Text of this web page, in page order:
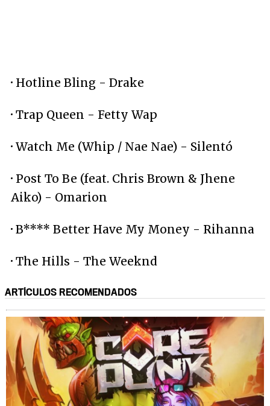
· Hotline Bling - Drake
· Trap Queen - Fetty Wap
· Watch Me (Whip / Nae Nae) - Silentó
· Post To Be (feat. Chris Brown & Jhene
Aiko) - Omarion
· B**** Better Have My Money - Rihanna
· The Hills - The Weeknd
ARTÍCULOS RECOMENDADOS